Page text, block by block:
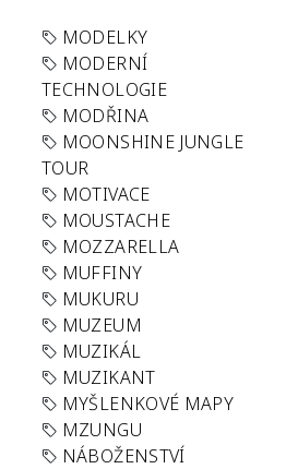
MODELKY
MODERNÍ
TECHNOLOGIE
MODŘINA
MOONSHINE JUNGLE
TOUR
MOTIVACE
MOUSTACHE
MOZZARELLA
MUFFINY
MUKURU
MUZEUM
MUZIKÁL
MUZIKANT
MYŠLENKOVÉ MAPY
MZUNGU
NÁBOŽENSTVÍ